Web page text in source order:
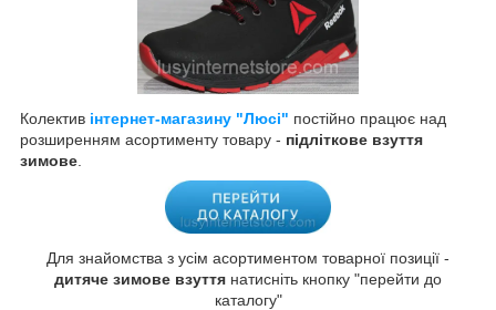
Колектив інтернет-магазину "Люсі" постійно працює над
розширенням асортименту товару - підліткове взуття
зимове
Для знайомства з усім асортиментом товарної позиції -
дитяче зимове взуття натисніть кнопку "перейти до
каталогу"